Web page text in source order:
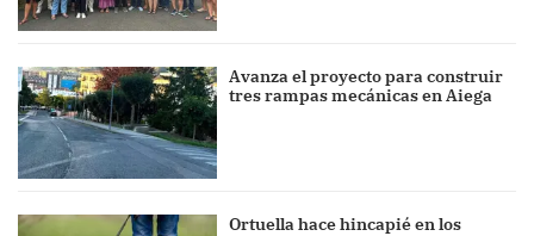
Avanza el proyecto para construir
tres rampas mecánicas en Aiega
Ortuella hace hincapié en los